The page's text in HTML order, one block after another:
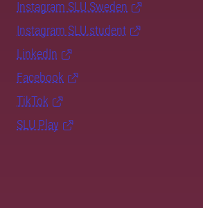
Instagram SLU.Sweden
Instagram SLU.student
LinkedIn
Facebook
TikTok
SLU Play